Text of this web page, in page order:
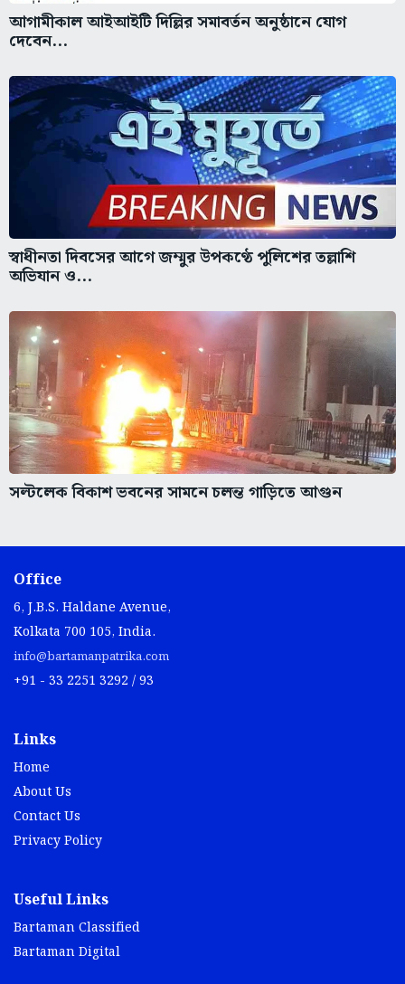
আগামীকাল আইআইটি দিল্লির সমাবর্তন অনুষ্ঠানে যোগ
দেবেন...
স্বাধীনতা দিবসের আগে জম্মুর উপকণ্ঠে পুলিশের তল্লাশি
অভিযান ও...
সল্টলেক বিকাশ ভবনের সামনে চলন্ত গাড়িতে আগুন
Office
6, J.B.S. Haldane Avenue,
Kolkata 700 105, India.
info@bartamanpatrika.com
+91 - 33 2251 3292 / 93
Links
Home
About Us
Contact Us
Privacy Policy
Useful Links
Bartaman Classified
Bartaman Digital